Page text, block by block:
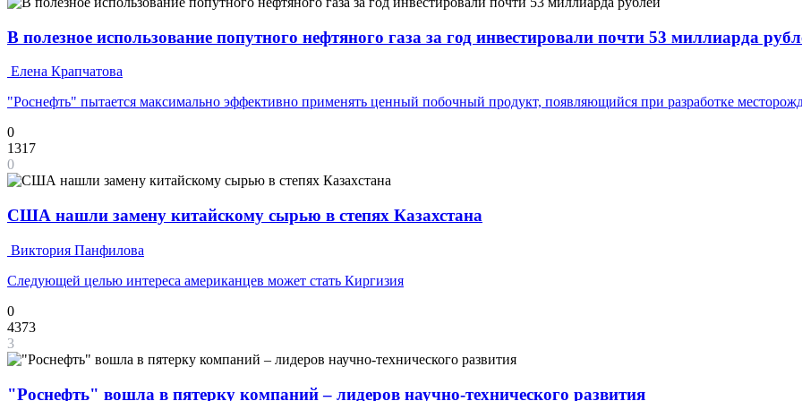
В полезное использование попутного нефтяного газа за год инвестировали почти 53 миллиарда
Елена Крапчатова
"Роснефть" пытается максимально эффективно применять ценный побочный продукт, появляющийся при разработке
0
1317
0
США нашли замену китайскому сырью в степях Казахстана
Виктория Панфилова
Следующей целью интереса американцев может стать Киргизия
0
4373
3
"Роснефть" вошла в пятерку компаний – лидеров научно-технического развития